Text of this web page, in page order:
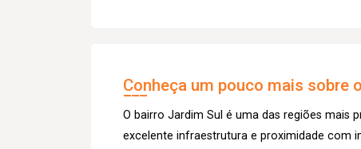
Conheça um pouco mais sobre
O bairro Jardim Sul é uma das regiões mais
excelente infraestrutura e proximidade com